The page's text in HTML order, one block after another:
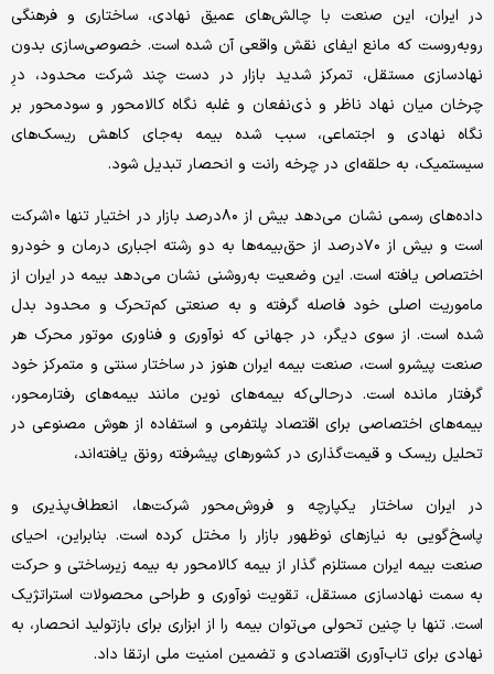
در ایران، این صنعت با چالش‌های عمیق نهادی، ساختاری و فرهنگی
روبه‌روست که مانع ایفای نقش واقعی آن شده است. خصوصی‌سازی بدون
نهادسازی مستقل، تمرکز شدید بازار در دست چند شرکت محدود، درِ
چرخان میان نهاد ناظر و ذی‌نفعان و غلبه نگاه کالامحور و سودمحور بر
نگاه نهادی و اجتماعی، سبب شده بیمه به‌جای کاهش ریسک‌های
سیستمیک، به حلقه‌ای در چرخه رانت و انحصار تبدیل شود.
داده‌های رسمی نشان می‌دهد بیش از ۸۰درصد بازار در اختیار تنها ۱۰شرکت
است و بیش از ۷۰درصد از حق‌بیمه‌ها به دو رشته اجباری درمان و خودرو
اختصاص یافته است. این وضعیت به‌روشنی نشان می‌دهد بیمه در ایران از
ماموریت اصلی خود فاصله گرفته و به صنعتی کم‌تحرک و محدود بدل
شده است. از سوی دیگر، در جهانی که نوآوری و فناوری موتور محرک هر
صنعت پیشرو است، صنعت بیمه ایران هنوز در ساختار سنتی و متمرکز خود
گرفتار مانده است. در‌حالی‌که بیمه‌های نوین مانند بیمه‌های رفتارمحور،
بیمه‌های اختصاصی برای اقتصاد پلتفرمی و استفاده از هوش مصنوعی در
تحلیل ریسک و قیمت‌گذاری در کشورهای پیشرفته رونق یافته‌اند،
در ایران ساختار یکپارچه و فروش‌محور شرکت‌ها، انعطاف‌پذیری و
پاسخ‌گویی به نیازهای نوظهور بازار را مختل کرده است. بنابراین، احیای
صنعت بیمه ایران مستلزم گذار از بیمه کالامحور به بیمه زیرساختی و حرکت
به سمت نهادسازی مستقل، تقویت نوآوری و طراحی محصولات استراتژیک
است. تنها با چنین تحولی می‌توان بیمه را از ابزاری برای بازتولید انحصار، به
نهادی برای تاب‌آوری اقتصادی و تضمین امنیت ملی ارتقا داد.